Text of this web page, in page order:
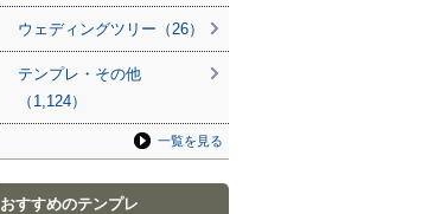
ウェディングツリー（26）
テンプレ・その他
（1,124）
一覧を見る
おすすめのテンプレ